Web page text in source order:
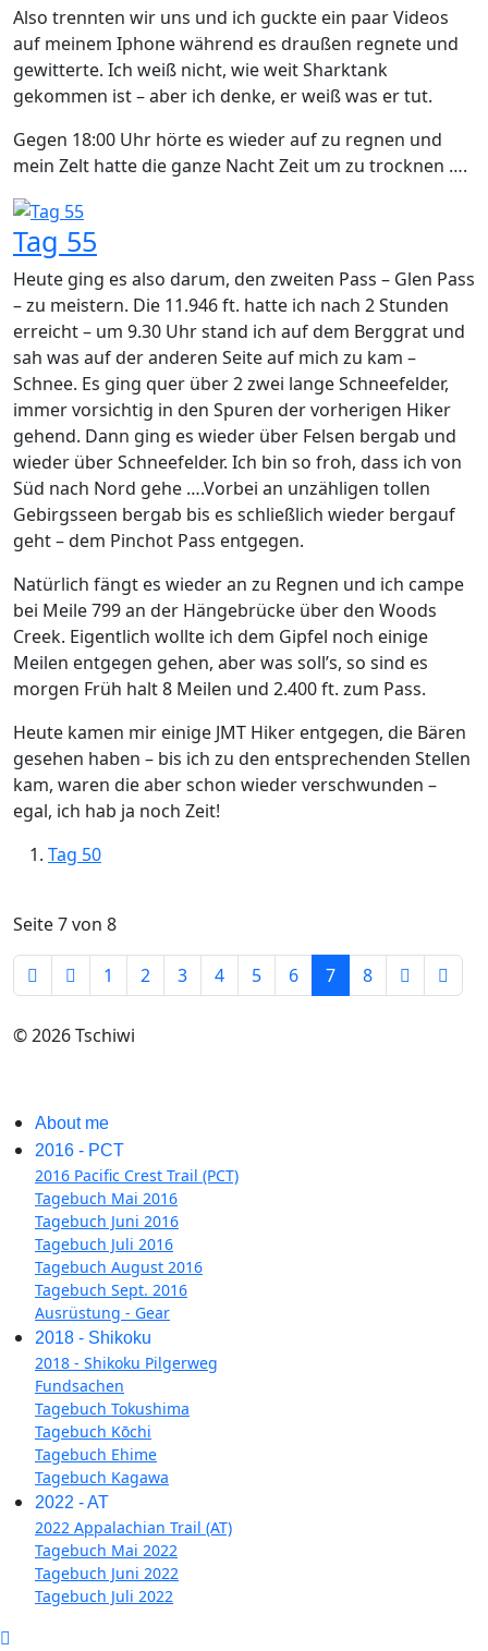
Also trennten wir uns und ich guckte ein paar Videos
auf meinem Iphone während es draußen regnete und
gewitterte. Ich weiß nicht, wie weit Sharktank
gekommen ist – aber ich denke, er weiß was er tut.
Gegen 18:00 Uhr hörte es wieder auf zu regnen und
mein Zelt hatte die ganze Nacht Zeit um zu trocknen ….
Tag 55
Heute ging es also darum, den zweiten Pass – Glen Pass
– zu meistern. Die 11.946 ft. hatte ich nach 2 Stunden
erreicht – um 9.30 Uhr stand ich auf dem Berggrat und
sah was auf der anderen Seite auf mich zu kam –
Schnee. Es ging quer über 2 zwei lange Schneefelder,
immer vorsichtig in den Spuren der vorherigen Hiker
gehend. Dann ging es wieder über Felsen bergab und
wieder über Schneefelder. Ich bin so froh, dass ich von
Süd nach Nord gehe ….Vorbei an unzähligen tollen
Gebirgsseen bergab bis es schließlich wieder bergauf
geht – dem Pinchot Pass entgegen.
Natürlich fängt es wieder an zu Regnen und ich campe
bei Meile 799 an der Hängebrücke über den Woods
Creek. Eigentlich wollte ich dem Gipfel noch einige
Meilen entgegen gehen, aber was soll’s, so sind es
morgen Früh halt 8 Meilen und 2.400 ft. zum Pass.
Heute kamen mir einige JMT Hiker entgegen, die Bären
gesehen haben – bis ich zu den entsprechenden Stellen
kam, waren die aber schon wieder verschwunden –
egal, ich hab ja noch Zeit!
Tag 50
Seite 7 von 8
1 2 3 4 5 6 7 8
© 2026 Tschiwi
About me
2016 - PCT
2016 Pacific Crest Trail (PCT)
Tagebuch Mai 2016
Tagebuch Juni 2016
Tagebuch Juli 2016
Tagebuch August 2016
Tagebuch Sept. 2016
Ausrüstung - Gear
2018 - Shikoku
2018 - Shikoku Pilgerweg
Fundsachen
Tagebuch Tokushima
Tagebuch Kōchi
Tagebuch Ehime
Tagebuch Kagawa
2022 - AT
2022 Appalachian Trail (AT)
Tagebuch Mai 2022
Tagebuch Juni 2022
Tagebuch Juli 2022